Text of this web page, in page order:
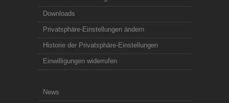
Downloads
Privatsphäre-Einstellungen ändern
Historie der Privatsphäre-Einstellungen
Einwilligungen widerrufen
News